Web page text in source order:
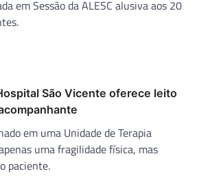
em Sessão da ALESC alusiva aos 20
São Vicente oferece leito
em uma Unidade de Terapia
uma fragilidade física, mas
paciente.